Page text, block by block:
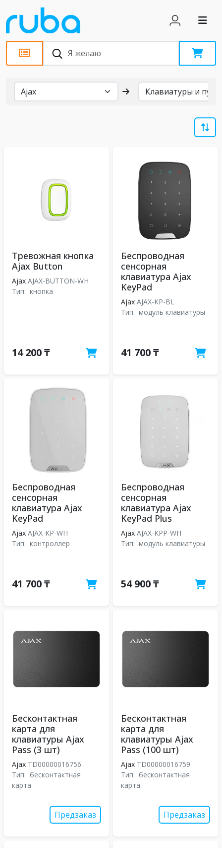
Бренды
Тревожная кнопка
Ajax Button
Ajax AJAX-BUTTON-WH
Тип: кнопка
14 200 ₸
Беспроводная
сенсорная
клавиатура Ajax
KeyPad
Ajax AJAX-KP-BL
Тип: модуль клавиатуры
41 700 ₸
Беспроводная
сенсорная
клавиатура Ajax
KeyPad
Ajax AJAX-KP-WH
Тип: контроллер
41 700 ₸
Беспроводная
сенсорная
клавиатура Ajax
KeyPad Plus
Ajax AJAX-KPP-WH
Тип: модуль клавиатуры
54 900 ₸
Бесконтактная
карта для
клавиатуры Ajax
Pass (3 шт)
Ajax TD00000016756
Тип: бесконтактная
карта
Предзаказ
Бесконтактная
карта для
клавиатуры Ajax
Pass (100 шт)
Ajax TD00000016759
Тип: бесконтактная
карта
Предзаказ